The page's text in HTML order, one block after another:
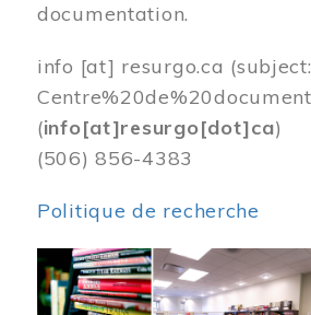
documentation.
info [at] resurgo.ca (subject:
(info[at]resurgo[dot]ca)
(506) 856-4383
Politique de recherche
Image